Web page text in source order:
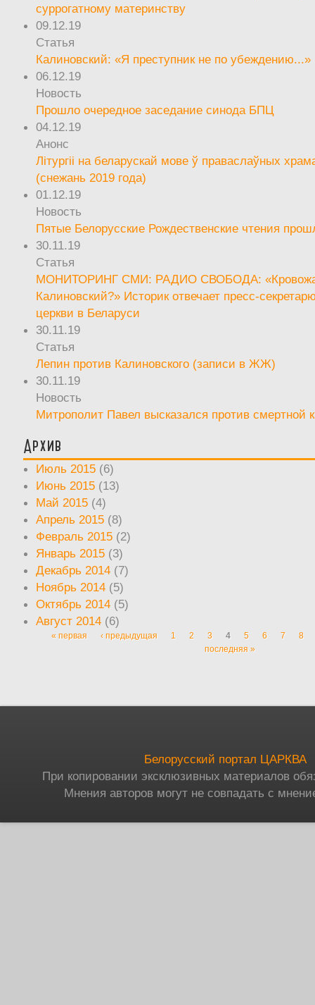
суррогатному материнству
09.12.19
Статья
Калиновский: «Я преступник не по убеждению...»
06.12.19
Новость
Прошло очередное заседание синода БПЦ
04.12.19
Анонс
Літургіі на беларускай мове ў праваслаўных
(снежань 2019 года)
01.12.19
Новость
Пятые Белорусские Рождественские чтения
30.11.19
Статья
МОНИТОРИНГ СМИ: РАДИО СВОБОДА:
Калиновский?» Историк отвечает пресс-
церкви в Беларуси
30.11.19
Статья
Лепин против Калиновского (записи в ЖЖ)
30.11.19
Новость
Митрополит Павел высказался против смертной
Архив
Июль 2015 (6)
Июнь 2015 (13)
Май 2015 (4)
Апрель 2015 (8)
Февраль 2015 (2)
Январь 2015 (3)
Декабрь 2014 (7)
Ноябрь 2014 (5)
Октябрь 2014 (5)
Август 2014 (6)
Страницы
« первая ‹ предыдущая 1 2 3 4 5 6 7
8
последняя »
Белорусский портал ЦАРКВА
При копировании эксклюзивных материалов
Мнения авторов могут не совпадать с